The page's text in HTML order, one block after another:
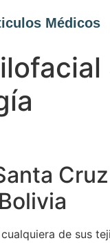
Médicos
de sus